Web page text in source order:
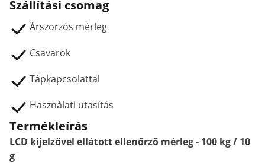
Szállítási csomag
Árszorzós mérleg
Csavarok
Tápkapcsolattal
Használati utasítás
Termékleírás
LCD kijelzővel ellátott ellenőrző mérleg - 100 kg / 10
g